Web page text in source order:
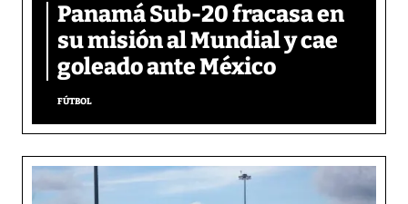
Panamá Sub-20 fracasa en
su misión al Mundial y cae
goleado ante México
FÚTBOL